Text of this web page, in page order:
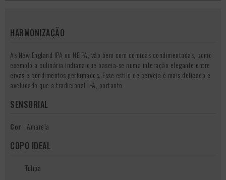
HARMONIZAÇÃO
As New England IPA ou NEIPA, vão bem com comidas condimentadas, como
exemplo a culinária indiana que baseia-se numa interação elegante entre
ervas e condimentos perfumados. Esse estilo de cerveja é mais delicado e
aveludado que a tradicional IPA, portanto
SENSORIAL
Cor Amarela
COPO IDEAL
Tulipa